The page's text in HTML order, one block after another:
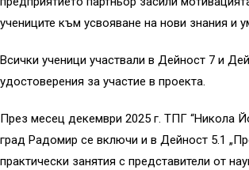
учениците към усвояване на нови знания и
Всички ученици участвали в Дейност 7 и
удостоверения за участие в проекта.
През месец декември 2025 г. ТПГ “Никола
град Радомир се включи и в Дейност 5.1
практически занятия с представители от